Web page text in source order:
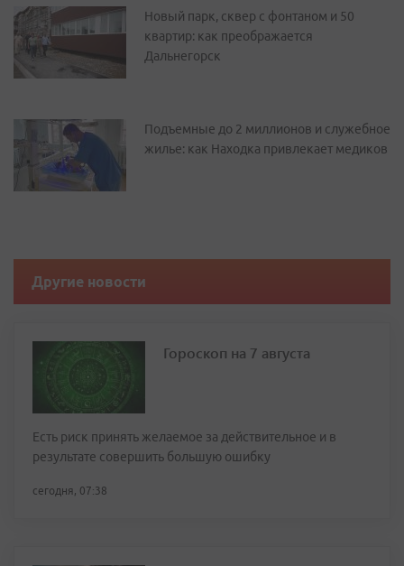
Новый парк, сквер с фонтаном и 50
квартир: как преображается
Дальнегорск
Подъемные до 2 миллионов и служебное
жилье: как Находка привлекает медиков
Другие новости
Гороскоп на 7 августа
Есть риск принять желаемое за действительное и в
результате совершить большую ошибку
сегодня, 07:38